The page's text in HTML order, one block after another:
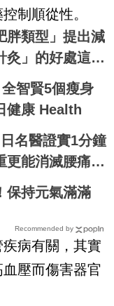
制順從性。
胖類型」提出減
」的好處這麼
智賢5個瘦身
健康 Health
名醫證實1分鐘
更能消滅腰痛、
健康 Health
保持元氣滿滿
Recommended by
疾病有關，其實
壓而傷害器官